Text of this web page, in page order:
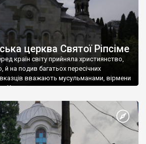
церква Святої Ріпсіме
країн світу прийняла християнство,
й на подив багатьох пересічних
вважають мусульманами, вірмени
Христа